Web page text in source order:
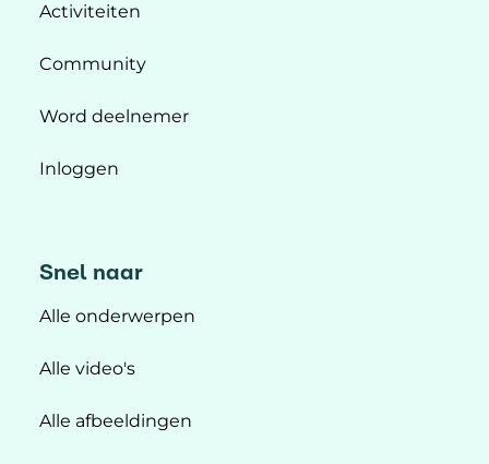
Activiteiten
Community
Word deelnemer
Inloggen
Snel naar
Alle onderwerpen
Alle video's
Alle afbeeldingen